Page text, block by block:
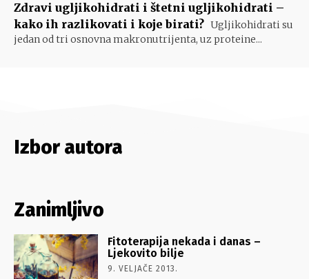
Zdravi ugljikohidrati i štetni ugljikohidrati –
kako ih razlikovati i koje birati? Ugljikohidrati su
jedan od tri osnovna makronutrijenta, uz proteine...
Izbor autora
Zanimljivo
Fitoterapija nekada i danas –
Ljekovito bilje
9. VELJAČE 2013.